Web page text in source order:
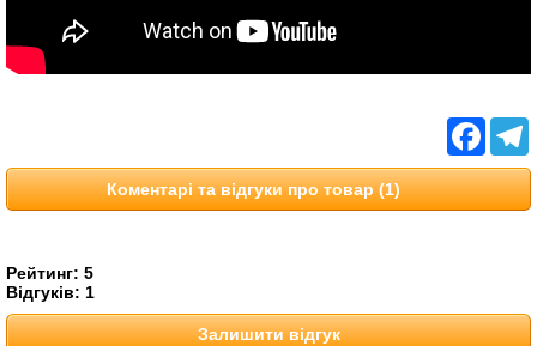
Коментарі та відгуки про товар (1)
Рейтинг: 5
Відгуків: 1
Залишити відгук